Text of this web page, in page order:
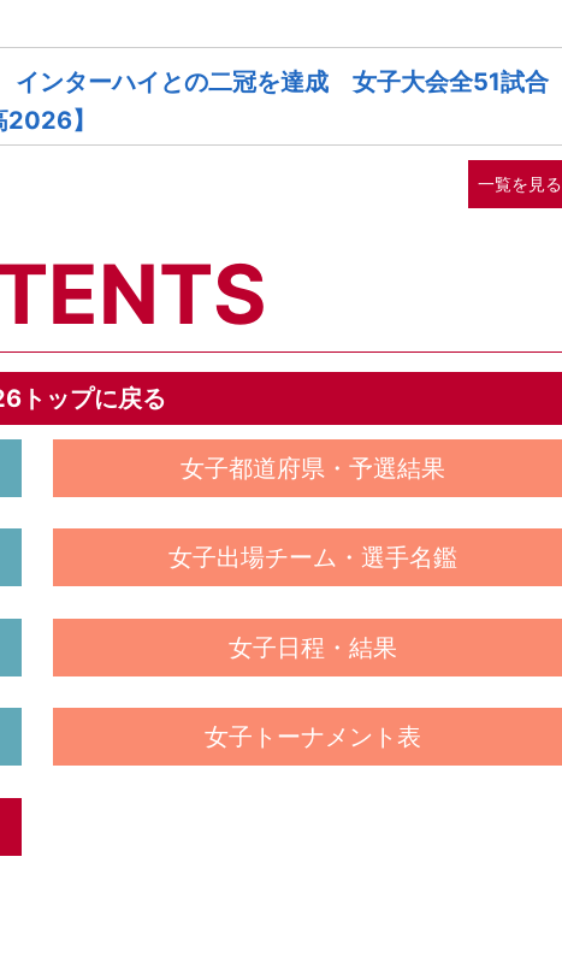
ンターハイとの二冠を達成 女子大会全51試合
】
一覧を見る
トップに戻る
女子都道府県・予選結果
女子出場チーム・選手名鑑
女子日程・結果
女子トーナメント表